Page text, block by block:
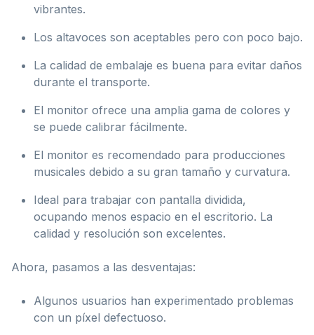
vibrantes.
Los altavoces son aceptables pero con poco bajo.
La calidad de embalaje es buena para evitar daños
durante el transporte.
El monitor ofrece una amplia gama de colores y
se puede calibrar fácilmente.
El monitor es recomendado para producciones
musicales debido a su gran tamaño y curvatura.
Ideal para trabajar con pantalla dividida,
ocupando menos espacio en el escritorio. La
calidad y resolución son excelentes.
Ahora, pasamos a las desventajas:
Algunos usuarios han experimentado problemas
con un píxel defectuoso.